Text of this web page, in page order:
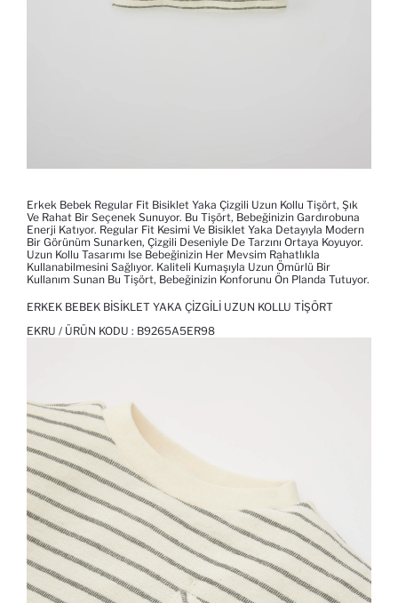
Erkek Bebek Regular Fit Bisiklet Yaka Çizgili Uzun Kollu Tişört, Şık
Ve Rahat Bir Seçenek Sunuyor. Bu Tişört, Bebeğinizin Gardırobuna
Enerji Katıyor. Regular Fit Kesimi Ve Bisiklet Yaka Detayıyla Modern
Bir Görünüm Sunarken, Çizgili Deseniyle De Tarzını Ortaya Koyuyor.
Uzun Kollu Tasarımı Ise Bebeğinizin Her Mevsim Rahatlıkla
Kullanabilmesini Sağlıyor. Kaliteli Kumaşıyla Uzun Ömürlü Bir
Kullanım Sunan Bu Tişört, Bebeğinizin Konforunu Ön Planda Tutuyor.
ERKEK BEBEK BISIKLET YAKA ÇIZGILI UZUN KOLLU TIŞÖRT
EKRU / ÜRÜN KODU : B9265A5ER98